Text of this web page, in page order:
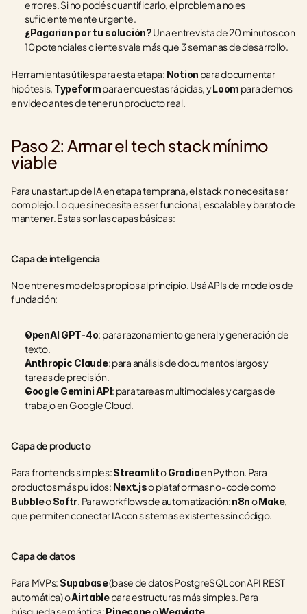
errores. Si no podés cuantificarlo, el problema no es
suficientemente urgente.
¿Pagarían por tu solución? Una entrevista de 20 minutos con
10 potenciales clientes vale más que 3 semanas de desarrollo.
Herramientas útiles para esta etapa: Notion para documentar
hipótesis, Typeform para encuestas rápidas, y Loom para demos
en video antes de tener un producto real.
Paso 2: Armar el tech stack mínimo
viable
Para una startup de IA en etapa temprana, el stack no necesita ser
complejo. Lo que sí necesita es ser funcional, escalable y barato de
mantener. Estas son las capas básicas:
Capa de inteligencia
No entrenes modelos propios al principio. Usá APIs de modelos de
fundación:
OpenAI GPT-4o: para razonamiento general y generación de
texto.
Anthropic Claude: para análisis de documentos largos y
tareas de precisión.
Google Gemini API: para tareas multimodales y cargas de
trabajo en Google Cloud.
Capa de producto
Para frontends simples: Streamlit o Gradio en Python. Para
productos más pulidos: Next.js
Bubble o Softr. Para workflows de automatización: n8n o Make,
que permiten conectar IA con sistemas existentes sin código.
Capa de datos
Para MVPs: Supabase (base de datos PostgreSQL con API REST
automática) o Airtable para estructuras más simples. Para
búsqueda semántica: Pinecone o Weaviate